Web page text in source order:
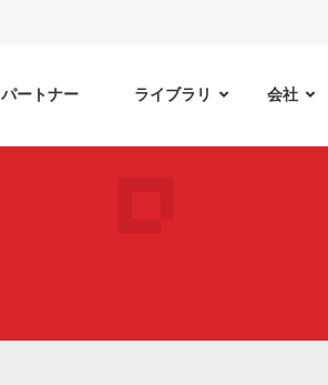
パートナー ライブラリ 会社